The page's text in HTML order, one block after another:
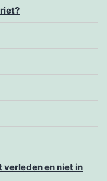
verleden en niet in